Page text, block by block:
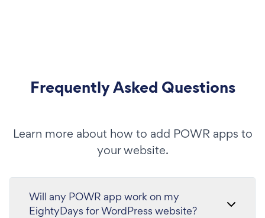
Frequently Asked Questions
Learn more about how to add POWR apps to
your website.
Will any POWR app work on my
EightyDays for WordPress website?